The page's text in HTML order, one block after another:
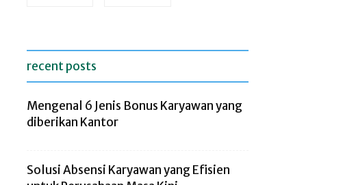
recent posts
Mengenal 6 Jenis Bonus Karyawan yang
diberikan Kantor
Solusi Absensi Karyawan yang Efisien